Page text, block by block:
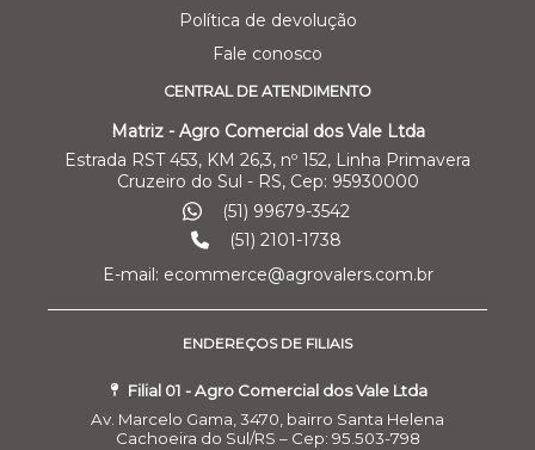
Política de devolução
Fale conosco
CENTRAL DE ATENDIMENTO
Matriz - Agro Comercial dos Vale Ltda
Estrada RST 453, KM 26,3, nº 152, Linha Primavera
Cruzeiro do Sul - RS, Cep: 95930000
(51) 99679-3542
(51) 2101-1738
E-mail: ecommerce@agrovalers.com.br
ENDEREÇOS DE FILIAIS
Filial 01 - Agro Comercial dos Vale Ltda
Av. Marcelo Gama, 3470, bairro Santa Helena
Cachoeira do Sul/RS – Cep: 95.503-798